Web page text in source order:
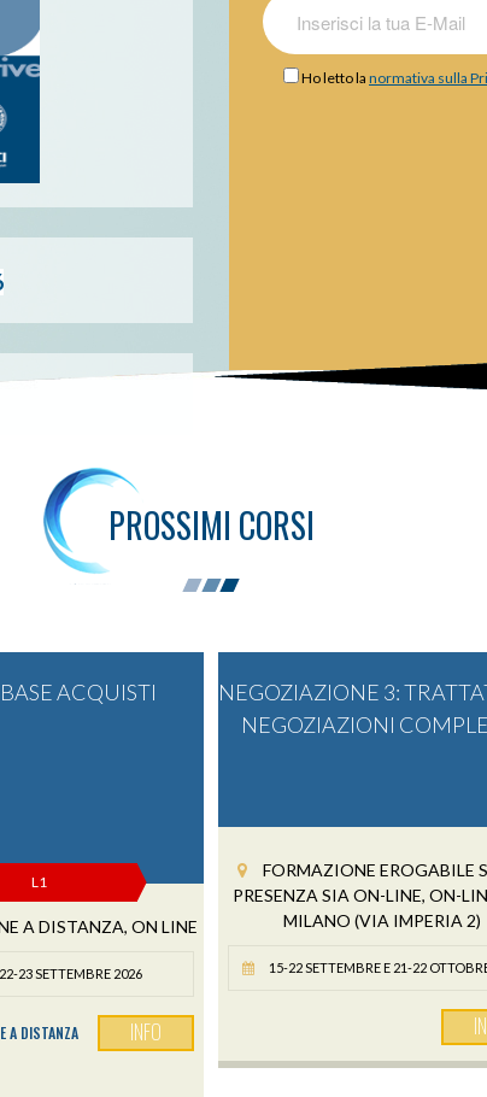
Ho letto la normativa sulla
PROSSIMI CORSI
ACQUISTI
L1
A DISTANZA, ON LINE
23 SETTEMBRE 2026
A DISTANZA INFO
NEGOZIAZIONE 3:
NEGOZIAZIONI
FORMAZIONE EROGABILE
PRESENZA SIA ON-LINE, ON-
MILANO (VIA IMPERIA 2)
15-22 SETTEMBRE E 21-22